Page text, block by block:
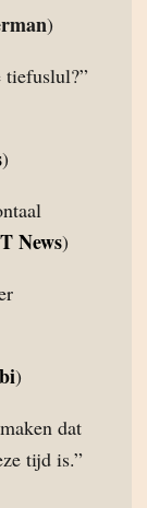
)
tiefuslul?”
)
News)
)
dat
tijd is.”